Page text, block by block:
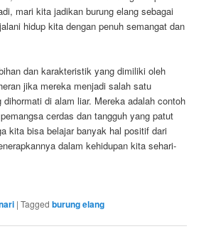
mari kita jadikan burung elang sebagai
hidup kita dengan penuh semangat dan
dan karakteristik yang dimiliki oleh
jika mereka menjadi salah satu
di alam liar. Mereka adalah contoh
cerdas dan tangguh yang patut
kita bisa belajar banyak hal positif dari
dalam kehidupan kita sehari-
|Tagged burung elang